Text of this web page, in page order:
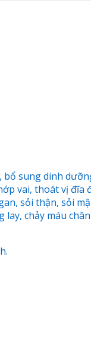
sung dinh
vai, thoát vị
sỏi thận, sỏi
chảy máu